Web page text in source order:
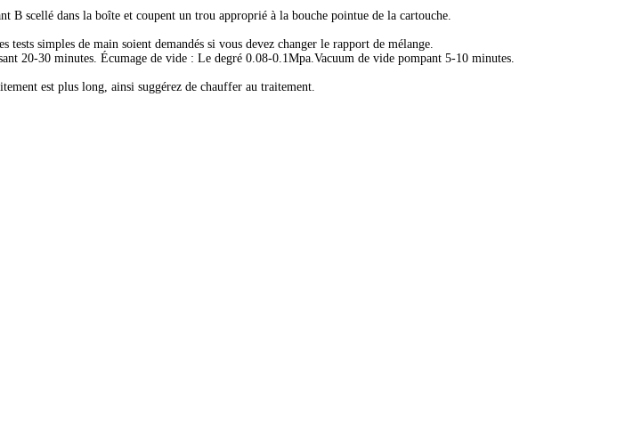
scellé dans la boîte et coupent un trou approprié à la bouche pointue de la cartouche.
simples de main soient demandés si vous devez changer le rapport de mélange.
20-30 minutes. Écumage de vide : Le degré 0.08-0.1Mpa.Vacuum de vide pompant 5-10 minutes.
est plus long, ainsi suggérez de chauffer au traitement.